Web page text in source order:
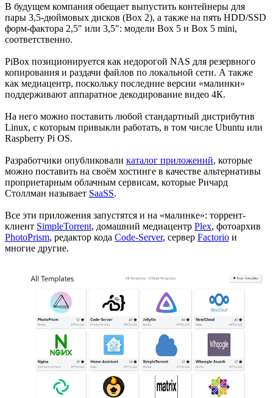
В будущем компания обещает выпустить контейнеры для
пары 3,5-дюймовых дисков (Box 2), а также на пять HDD/SSD
форм-фактора 2,5" или 3,5": модели Box 5 и Box 5 mini,
соответственно.
PiBox позиционируется как недорогой NAS для резервного
копирования и раздачи файлов по локальной сети. А также
как медиацентр, поскольку последние версии «малинки»
поддерживают аппаратное декодирование видео 4К.
На него можно поставить любой стандартный дистрибутив
Linux, с которым привыкли работать, в том числе Ubuntu или
Raspberry Pi OS.
Разработчики опубликовали каталог приложений, которые
можно поставить на своём хостинге в качестве альтернативы
проприетарным облачным сервисам, которые Ричард
Столлман называет SaaSS.
Все эти приложения запустятся и на «малинке»: торрент-
клиент SimpleTorrent, домашний медиацентр Plex, фотоархив
PhotoPrism, редактор кода Code-Server, сервер Factorio и
многие другие.